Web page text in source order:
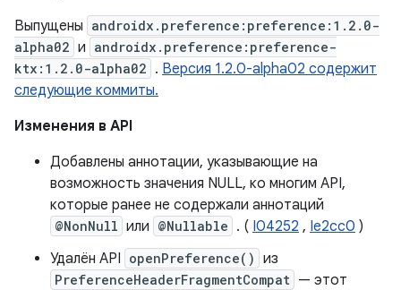
Выпущены androidx.preference:preference:1.2.0-
alpha02 и androidx.preference:preference-
ktx:1.2.0-alpha02 . Версия 1.2.0-alpha02 содержит
следующие коммиты.
Изменения в API
Добавлены аннотации, указывающие на
возможность значения NULL, ко многим API,
которые ранее не содержали аннотаций
@NonNull или @Nullable . ( I04252 , Ie2cc0 )
Удалён API openPreference() из
PreferenceHeaderFragmentCompat — этот